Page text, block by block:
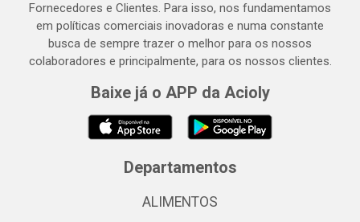
Fornecedores e Clientes. Para isso, nos fundamentamos
em políticas comerciais inovadoras e numa constante
busca de sempre trazer o melhor para os nossos
colaboradores e principalmente, para os nossos clientes.
Baixe já o APP da Acioly
Departamentos
ALIMENTOS